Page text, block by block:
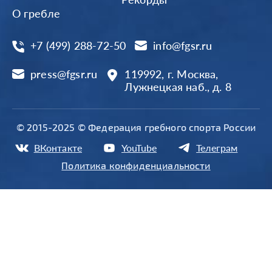
О гребле
+7 (499) 288-72-50 info@fgsr.ru
press@fgsr.ru
119992, г. Москва,
Лужнецкая наб., д. 8
© 2015-2025 © Федерация гребного спорта России
Политика конфиденциальности
ВКонтакте YouTube Телеграм